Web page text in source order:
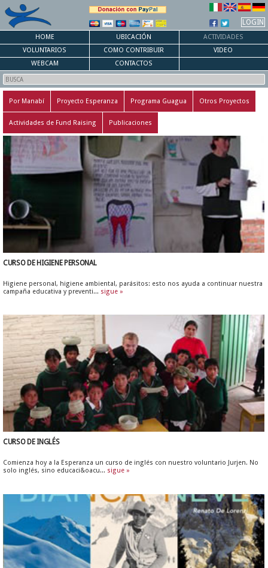
LOGIN
HOME UBICACIÓN
ACTIVIDADES
VOLUNTARIOS
COMO CONTRIBUIR
VIDEO
WEBCAM
CONTACTOS
Por Manabí Proyecto Esperanza Programa Guagua Otros Proyectos
Actividades de Fund Raising Publicaciones
CURSO DE HIGIENE PERSONAL
Higiene personal, higiene ambiental, parásitos: esto nos ayuda a continuar nuestra
campaña educativa y preventi... sigue »
CURSO DE INGLÉS
Comienza hoy a la Esperanza un curso de inglés con nuestro voluntario Jurjen. No
solo inglés, sino educaci&oacu... sigue »